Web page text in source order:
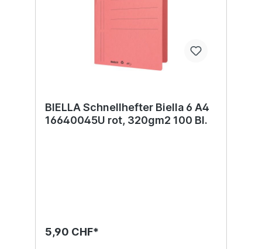
BIELLA Schnellhefter Biella 6 A4
16640045U rot, 320gm2 100 Bl.
5,90 CHF*